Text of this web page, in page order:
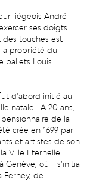
liégeois André
ses doigts
des touches est
propriété du
ballets Louis
d’abord initié au
natale. A 20 ans,
de la
crée en 1699 par
et artistes de son
Ville Eternelle.
où il s’initia
Ferney, de